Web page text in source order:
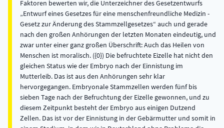
Faktoren bewerten wir, die Unterzeichner des Gesetzentwurfs
„Entwurf eines Gesetzes für eine menschenfreundliche Medizin -
Gesetz zur Änderung des Stammzellgesetzes“ auch und gerade
nach den großen Anhörungen der letzten Monaten eindeutig, und
zwar unter einer ganz großen Überschrift: Auch das Heilen von
Menschen ist moralisch. ({0}) Die befruchtete Eizelle hat nicht den
gleichen Status wie der Embryo nach der Einnistung im
Mutterleib. Das ist aus den Anhörungen sehr klar
hervorgegangen. Embryonale Stammzellen werden fünf bis
sieben Tage nach der Befruchtung der Eizelle gewonnen, und zu
diesem Zeitpunkt besteht der Embryo aus einigen Dutzend
Zellen. Das ist vor der Einnistung in der Gebärmutter und somit in